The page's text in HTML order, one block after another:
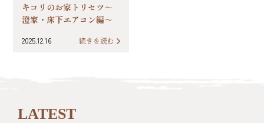
キコリのお家トリセツ～
澄家・床下エアコン編～
2025.12.16 続きを読む
LATEST